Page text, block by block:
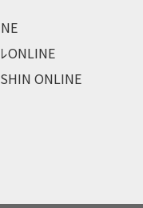
ONLINE
ONLINE